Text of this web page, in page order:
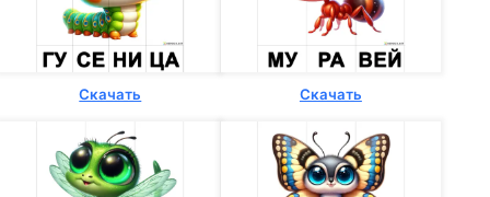
Скачать Скачать